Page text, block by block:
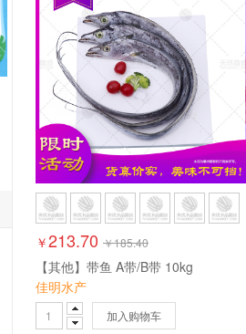
￥213.70 ￥185.40
【其他】带鱼 A带/B带 10kg
佳明水产
加入购物车